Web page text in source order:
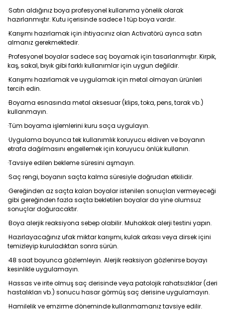
·Satın aldığınız boya profesyonel kullanıma yönelik olarak
hazırlanmıştır. Kutu içerisinde sadece 1 tüp boya vardır.
·Karışımı hazırlamak için ihtiyacınız olan Activatörü ayrıca satın
almanız gerekmektedir.
·Profesyonel boyalar sadece saç boyamak için tasarlanmıştır. Kirpik,
kaş, sakal, bıyık gibi farklı kullanımlar için uygun değildir.
·Karışımı hazırlamak ve uygulamak için metal olmayan ürünleri
tercih edin.
·Boyama esnasında metal aksesuar (klips, toka, pens, tarak vb.)
kullanmayın.
·Tüm boyama işlemlerini kuru saça uygulayın.
·Uygulama boyunca tek kullanımlık koruyucu eldiven ve boyanın
etrafa dağılmasını engellemek için koruyucu önlük kullanın.
·Tavsiye edilen bekleme süresini aşmayın.
·Saç rengi, boyanın saçta kalma süresiyle doğrudan etkilidir.
·Gereğinden az saçta kalan boyalar istenilen sonuçları vermeyeceği
gibi gereğinden fazla saçta bekletilen boyalar da yine olumsuz
sonuçlar doğuracaktır.
·Boya alerjik reaksiyona sebep olabilir. Muhakkak alerji testini yapın.
·Hazırlayacağınız ufak miktar karışımı, kulak arkası veya dirsek içini
temizleyip kuruladıktan sonra sürün.
·48 saat boyunca gözlemleyin. Alerjik reaksiyon gözlenirse boyayı
kesinlikle uygulamayın.
·Hassas ve irite olmuş saç derisinde veya patolojik rahatsızlıklar (deri
hastalıkları vb.) sonucu hasar görmüş saç derisine uygulamayın.
·Hamilelik ve emzirme döneminde kullanmamanız tavsiye edilir.